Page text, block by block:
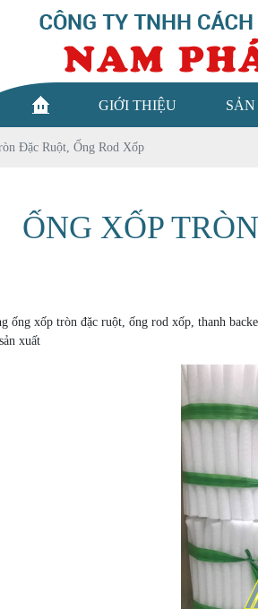
GIỚI THIỆU
Đặc Ruột, Ống Rod Xốp
ỐNG XỐP
ống xốp tròn đặc ruột, ống rod xốp, thanh
xuất